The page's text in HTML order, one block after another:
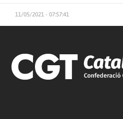
11/05/2021 - 07:57:41